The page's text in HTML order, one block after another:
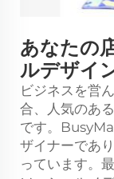
あなたの
ルデザイ
ビジネスを営
合、人気のあ
です。
ザイナーであ
っています。